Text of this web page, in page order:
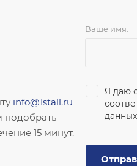
info@1stall.ru
подобрать
15 минут.
Ваше имя:
Я даю
данных